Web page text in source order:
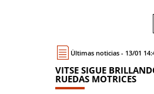
Últimas noticias - 13/01 14:40
VITSE SIGUE
RUEDAS MOTRICES